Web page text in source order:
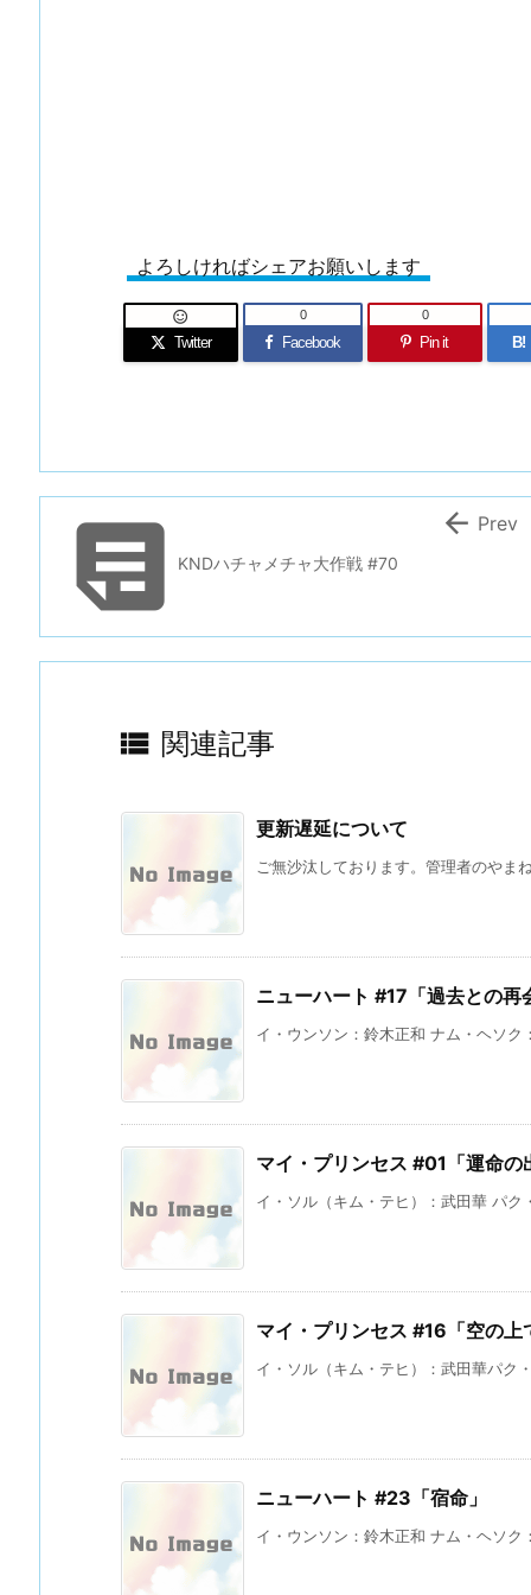
よろしければシェアお願いします
Twitter

Facebook
0
Pin it
0
B!
KNDハチャメチャ大作戦 #70
 Prev
 関連記事
更新遅延について
ご無沙汰しております。管理者のやま
ニューハート #17「過去との再
イ・ウンソン：鈴木正和 ナム・ヘソ
マイ・プリンセス #01「運命の
イ・ソル（キム・テヒ）：武田華 パ
マイ・プリンセス #16「空の上
イ・ソル（キム・テヒ）：武田華パク
ニューハート #23「宿命」
イ・ウンソン：鈴木正和 ナム・ヘソ